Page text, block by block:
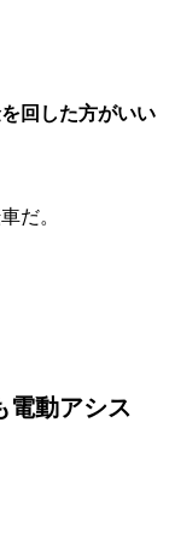
回した方がいい
だ。
電動アシス